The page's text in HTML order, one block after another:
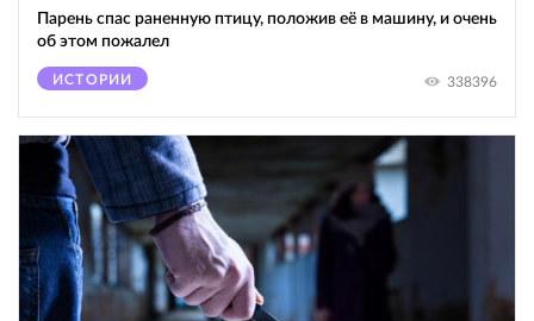
Парень спас раненную птицу, положив её в машину, и очень
об этом пожалел
ИСТОРИИ 338396